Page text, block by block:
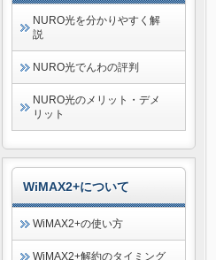
NURO光を分かりやすく解
説
NURO光でんわの評判
NURO光のメリット・デメ
リット
WiMAX2+について
WiMAX2+の使い方
WiMAX2+解約のタイミング